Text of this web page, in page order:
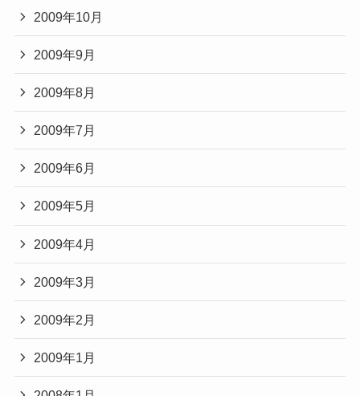
2009年10月
2009年9月
2009年8月
2009年7月
2009年6月
2009年5月
2009年4月
2009年3月
2009年2月
2009年1月